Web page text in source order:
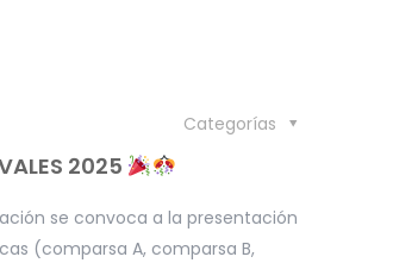
Categorías
2025
se convoca a la presentación
(comparsa A, comparsa B,